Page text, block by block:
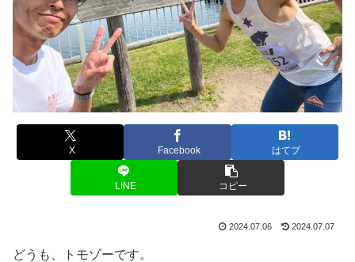
X Facebook はてブ
LINE コピー
2024.07.06 2024.07.07
どうも、トモゾーです。